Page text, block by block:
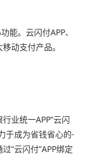
能。云闪付APP、
动支付产品。
业统一APP“云闪
于成为省钱省心的-
“云闪付”APP绑定